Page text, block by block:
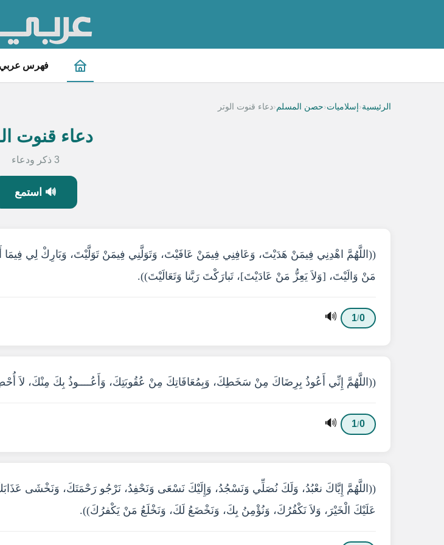
فهرس عربي
الرئيسية‹ إسلاميات‹حصن المسلم‹دعاء قنوت الوتر
دعاء قنوت
3 ذكر ودعاء
🔊 استمع
((اللَّهُمَّ اهْدِنِي فِيمَنْ هَدَيْتَ، وَعَافِنِي فِيمَنْ عَافَيْتَ، وَتَوَلَّنِي فِيمَنْ تَوَلَّيْتَ، وَبَارِكْ لِي
مَنْ وَالَيْتَ، [وَلاَ يَعِزُّ مَنْ عَادَيْتَ]، تَبارَكْتَ رَبَّنا وَتَعَالَيْتَ)).
0
/
1
🔊
((اللَّهُمَّ إِنِّي أَعُوذُ بِرِضَاكَ مِنْ سَخَطِكَ، وَبِمُعَافَاتِكَ مِنْ عُقُوبَتِكَ، وَأَعُــــوذُ بِكَ مِنْكَ، لاَ
0
/
1
🔊
((اللَّهُمَّ إِيَّاكَ نعْبُدُ، وَلَكَ نُصَلِّي وَنَسْجُدُ، وَإِلَيْكَ نَسْعَى وَنَحْفِدُ، نَرْجُو رَحْمَتَكَ، وَنَخْشَى
عَلَيْكَ الْخَيْرَ، وَلاَ نَكْفُرُكَ، وَنُؤْمِنُ بِكَ، وَنَخْضَعُ لَكَ، وَنَخْلَعُ مَنْ يَكْفرُكَ)).